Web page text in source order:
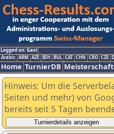
Logged on: Gast
Arabic ARM AZE BIH BUL CAT CHN CRO CZE
Home TurnierDB Meisterschaft
Hinweis: Um die
Seiten und mehr) von
bereits seit 5 Tagen